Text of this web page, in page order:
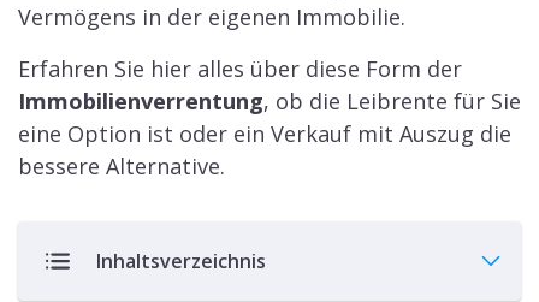
Vermögens in der eigenen Immobilie.
Erfahren Sie hier alles über diese Form der
Immobilienverrentung, ob die Leibrente für Sie
eine Option ist oder ein Verkauf mit Auszug die
bessere Alternative.
Inhaltsverzeichnis